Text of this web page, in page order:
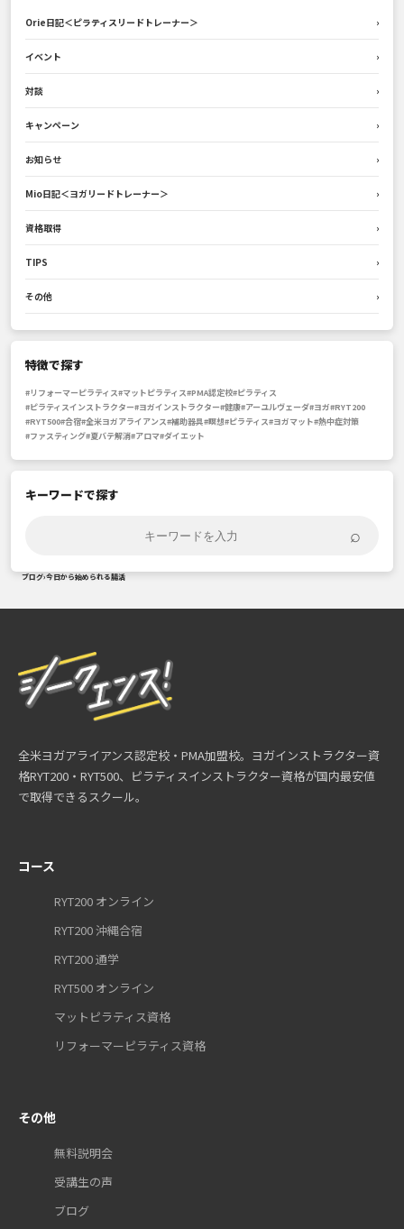
Orie日記＜ピラティスリードトレーナー＞ ›
イベント ›
対談 ›
キャンペーン ›
お知らせ ›
Mio日記＜ヨガリードトレーナー＞ ›
資格取得 ›
TIPS ›
その他 ›
特徴で探す
#リフォーマーピラティス#マットピラティス#PMA認定校#ピラティス
#ピラティスインストラクター#ヨガインストラクター#健康#アーユルヴェーダ#ヨガ#RYT200
#RYT500#合宿#全米ヨガアライアンス#補助器具#瞑想#ピラティス#ヨガマット#熱中症対策
#ファスティング#夏バテ解消#アロマ#ダイエット
キーワードで探す
⌕
ブログ›今日から始められる腸活
全米ヨガアライアンス認定校・PMA加盟校。ヨガインストラクター資
格RYT200・RYT500、ピラティスインストラクター資格が国内最安値
で取得できるスクール。
コース
RYT200 オンライン
RYT200 沖縄合宿
RYT200 通学
RYT500 オンライン
マットピラティス資格
リフォーマーピラティス資格
その他
無料説明会
受講生の声
ブログ